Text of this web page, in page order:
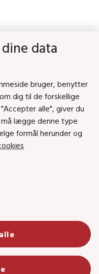
som RSS feed
72 42 37 00 •
• CVR-nr.:
35, 5, 5000 Odense C •
22, 1060 København K
data
bruger, benytter
dig til de forskellige
alle", giver du
lægge denne type
formål herunder og